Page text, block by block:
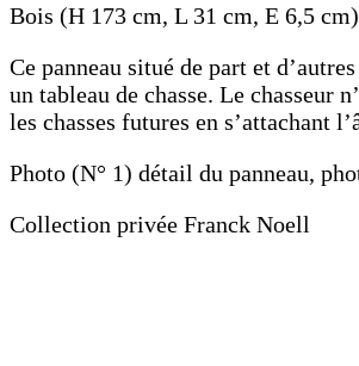
Bois (H 173 cm, L 31 cm, E 6,5 cm)
Ce panneau situé de part et
un tableau de chasse. Le chasseur
les chasses futures en s’attachant
Photo (N° 1) détail du panneau,
Collection privée Franck Noell